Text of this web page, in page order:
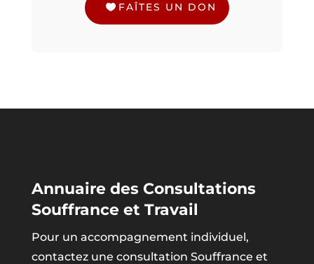
FAÎTES UN DON
Annuaire des Consultations
Souffrance et Travail
Pour un accompagnement individuel,
contactez une consultation Souffrance et